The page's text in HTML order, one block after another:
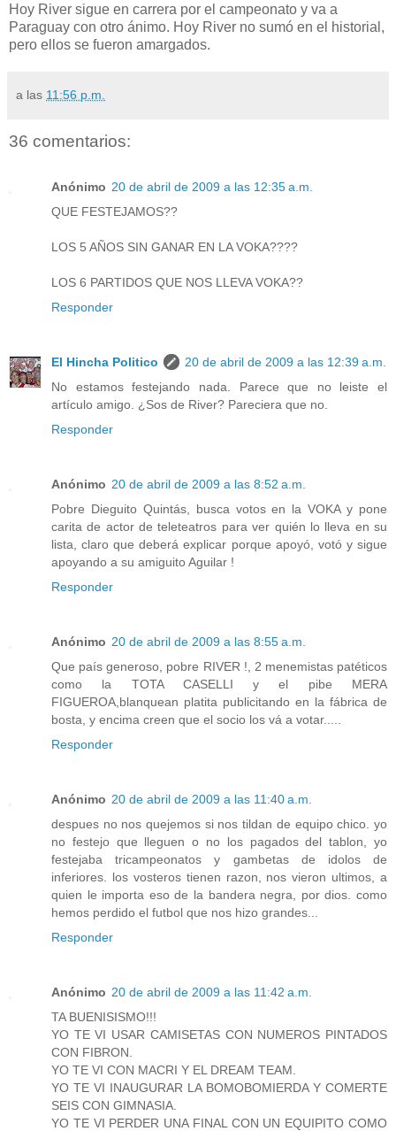
Hoy River sigue en carrera por el campeonato y va a
Paraguay con otro ánimo. Hoy River no sumó en el historial,
pero ellos se fueron amargados.
a las 11:56 p.m.
36 comentarios:
Anónimo 20 de abril de 2009 a las 12:35 a.m.
QUE FESTEJAMOS??
LOS 5 AÑOS SIN GANAR EN LA VOKA????
LOS 6 PARTIDOS QUE NOS LLEVA VOKA??
Responder
El Hincha Politico
20 de abril de 2009 a las 12:39 a.m.
No estamos festejando nada. Parece que no leiste el
artículo amigo. ¿Sos de River? Pareciera que no.
Responder
Anónimo 20 de abril de 2009 a las 8:52 a.m.
Pobre Dieguito Quintás, busca votos en la VOKA y pone
carita de actor de teleteatros para ver quién lo lleva en su
lista, claro que deberá explicar porque apoyó, votó y sigue
apoyando a su amiguito Aguilar !
Responder
Anónimo 20 de abril de 2009 a las 8:55 a.m.
Que país generoso, pobre RIVER !, 2 menemistas patéticos
como la TOTA CASELLI y el pibe MERA
FIGUEROA,blanquean platita publicitando en la fábrica de
bosta, y encima creen que el socio los vá a votar.....
Responder
Anónimo 20 de abril de 2009 a las 11:40 a.m.
despues no nos quejemos si nos tildan de equipo chico. yo
no festejo que lleguen o no los pagados del tablon, yo
festejaba tricampeonatos y gambetas de idolos de
inferiores. los vosteros tienen razon, nos vieron ultimos, a
quien le importa eso de la bandera negra, por dios. como
hemos perdido el futbol que nos hizo grandes...
Responder
Anónimo 20 de abril de 2009 a las 11:42 a.m.
TA BUENISISMO!!!
YO TE VI USAR CAMISETAS CON NUMEROS PINTADOS
CON FIBRON.
YO TE VI CON MACRI Y EL DREAM TEAM.
YO TE VI INAUGURAR LA BOMOBOMIERDA Y COMERTE
SEIS CON GIMNASIA.
YO TE VI PERDER UNA FINAL CON UN EQUIPITO COMO